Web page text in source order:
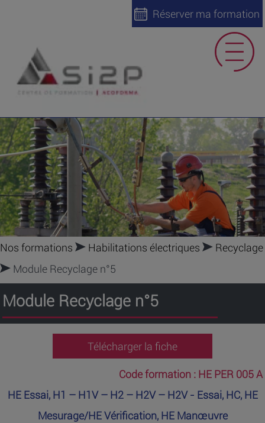
Réserver ma formation
Nos formations Habilitations électriques
Recyclage
Module Recyclage n°5
Module Recyclage n°5
Télécharger la fiche
Code formation :HE PER 005 A
HE Essai, H1 – H1V – H2 – H2V – H2V - Essai, HC, HE
Mesurage/HE Vérification, HE Manœuvre